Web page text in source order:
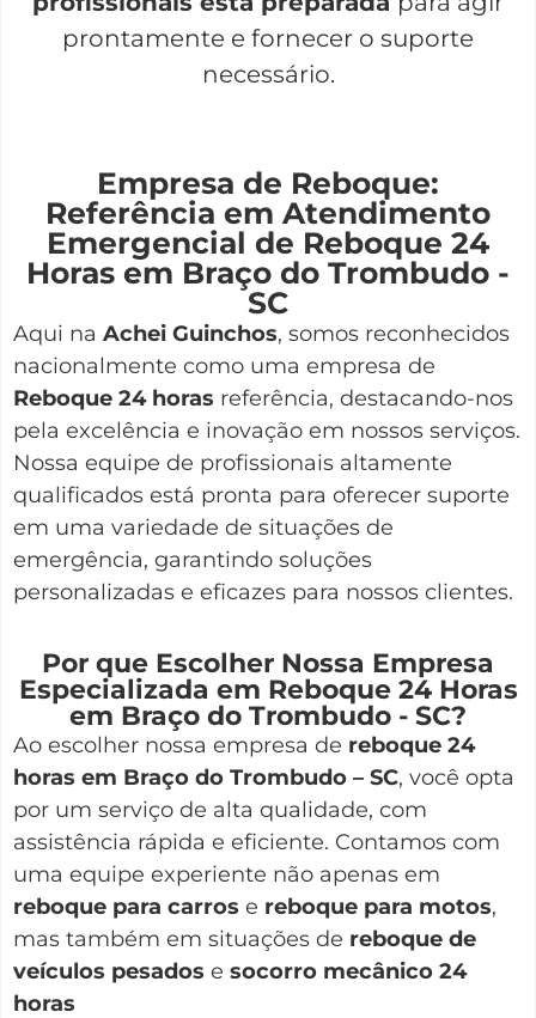
prontamente e fornecer o suporte
necessário.
Empresa de Reboque:
Referência em Atendimento
Emergencial de Reboque 24
Horas em Braço do Trombudo -
SC
Aqui na Achei Guinchos, somos reconhecidos
nacionalmente como uma empresa de
Reboque 24 horas referência, destacando-nos
pela excelência e inovação em nossos serviços.
Nossa equipe de profissionais altamente
qualificados está pronta para oferecer suporte
em uma variedade de situações de
emergência, garantindo soluções
personalizadas e eficazes para nossos clientes.
Por que Escolher Nossa Empresa
Especializada em Reboque 24 Horas
em Braço do Trombudo - SC?
Ao escolher nossa empresa de reboque 24
horas em Braço do Trombudo – SC, você opta
por um serviço de alta qualidade, com
assistência rápida e eficiente. Contamos com
uma equipe experiente não apenas em
reboque para carros e reboque para motos,
mas também em situações de reboque de
veículos pesados e socorro mecânico 24
horas